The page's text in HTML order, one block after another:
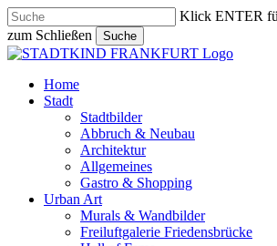
Skip
to
main
content
Klick ENTER
zum Schließen
Suche
Close
search
Menu
Home
Stadt
Stadtbilder
Abbruch & Neubau
Architektur
Allgemeines
Gastro & Shopping
Urban Art
Murals & Wandbilder
Freiluftgalerie Friedensbrücke